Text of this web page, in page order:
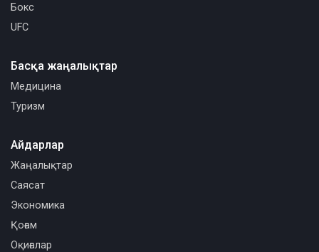
Бокс
UFC
Басқа жаңалықтар
Медицина
Туризм
Айдарлар
Жаңалықтар
Саясат
Экономика
Қоғам
Оқиғалар